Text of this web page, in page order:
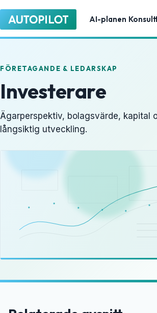
AI-planen
FÖRETAGANDE & LEDARSKAP
Investerare
Ägarperspektiv, bolagsvärde, kapital
långsiktig utveckling.